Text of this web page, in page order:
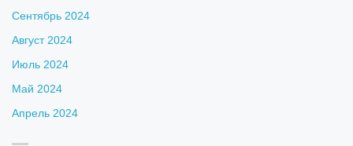
Сентябрь 2024
Август 2024
Июль 2024
Май 2024
Апрель 2024